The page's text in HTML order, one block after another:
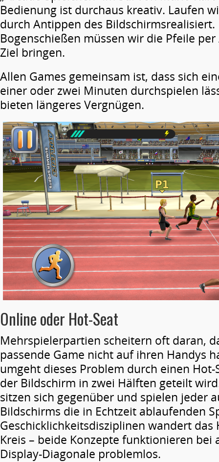
Bedienung ist durchaus kreativ. Laufen
durch Antippen des Bildschirmsrealisiert.
Bogenschießen müssen wir die Pfeile
Ziel bringen.
Allen Games gemeinsam ist, dass sich
einer oder zwei Minuten durchspielen
bieten längeres Vergnügen.
Online oder Hot-Seat
Mehrspielerpartien scheitern oft daran,
passende Game nicht auf ihren Handys
umgeht dieses Problem durch einen
der Bildschirm in zwei Hälften geteilt
sitzen sich gegenüber und spielen jeder
Bildschirms die in Echtzeit ablaufenden
Geschicklichkeitsdisziplinen wandert
Kreis – beide Konzepte funktionieren bei
Display-Diagonale problemlos.